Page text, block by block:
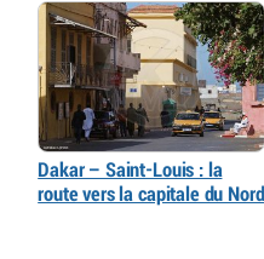
Dakar – Saint-Louis : la
route vers la capitale du Nord